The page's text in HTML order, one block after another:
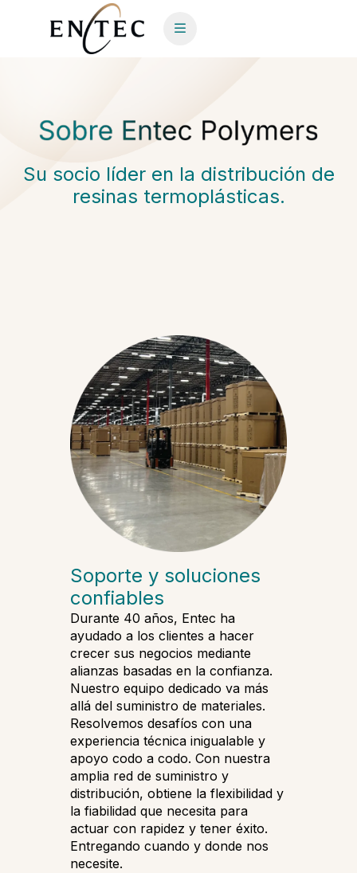
Su socio líder en la distribución de
resinas termoplásticas.
Soporte y soluciones
confiables
Durante 40 años, Entec ha
ayudado a los clientes a hacer
crecer sus negocios mediante
alianzas basadas en la confianza.
Nuestro equipo dedicado va más
allá del suministro de materiales.
Resolvemos desafíos con una
experiencia técnica inigualable y
apoyo codo a codo. Con nuestra
amplia red de suministro y
distribución, obtiene la flexibilidad y
la fiabilidad que necesita para
actuar con rapidez y tener éxito.
Entregando cuando y donde nos
necesite.